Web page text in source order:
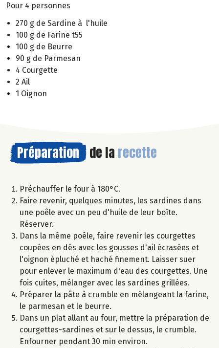
Pour 4 personnes
270 g de Sardine à l'huile
100 g de Farine t55
100 g de Beurre
90 g de Parmesan
4 Courgette
2 Ail
1 Oignon
Préparation de la recette
Préchauffer le four à 180°C.
Faire revenir, quelques minutes, les sardines dans
une poêle avec un peu d'huile de leur boîte.
Réserver.
Dans la même poêle, faire revenir les courgettes
coupées en dés avec les gousses d'ail écrasées et
l'oignon épluché et haché finement. Laisser suer
pour enlever le maximum d'eau des courgettes. Une
fois cuites, mélanger avec les sardines grillées.
Préparer la pâte à crumble en mélangeant la farine,
le parmesan et le beurre.
Dans un plat allant au four, mettre la préparation de
courgettes-sardines et sur le dessus, le crumble.
Enfourner pendant 30 min environ.